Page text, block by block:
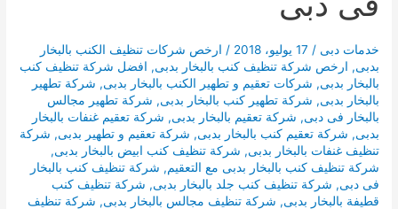
خدمات دبى / 17 يوليو، 2018 / ارخص شركات تنظيف الكنب بالبخار
بدبى, ارخص شركة تنظيف كنب بالبخار بدبى, افضل شركة تنظيف كنب
بالبخار بدبى, شركات تعقيم و تطهير الكنب بالبخار بدبى, شركة تطهير
بالبخار بدبى, شركة تطهير كنب بالبخار بدبى, شركة تطهير مجالس
بالبخار فى دبى, شركة تعقيم بالبخار بدبى, شركة تعقيم غنفات بالبخار
بدبى, شركة تعقيم كنب بالبخار بدبى, شركة تعقيم و تطهير بدبى, شركة
تنظيف غنفات بالبخار بدبى, شركة تنظيف كنب ابيض بالبخار بدبى,
شركة تنظيف كنب بالبخار بدبى مع التعقيم, شركة تنظيف كنب بالبخار
فى دبى, شركة تنظيف كنب جلد بالبخار بدبى, شركة تنظيف كنب
قطيفة بالبخار بدبى, شركة تنظيف مجالس بالبخار بدبى, شركة تنظيف